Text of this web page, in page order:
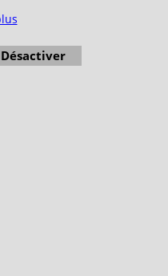
eCommerce ShopFactory
Désactiver